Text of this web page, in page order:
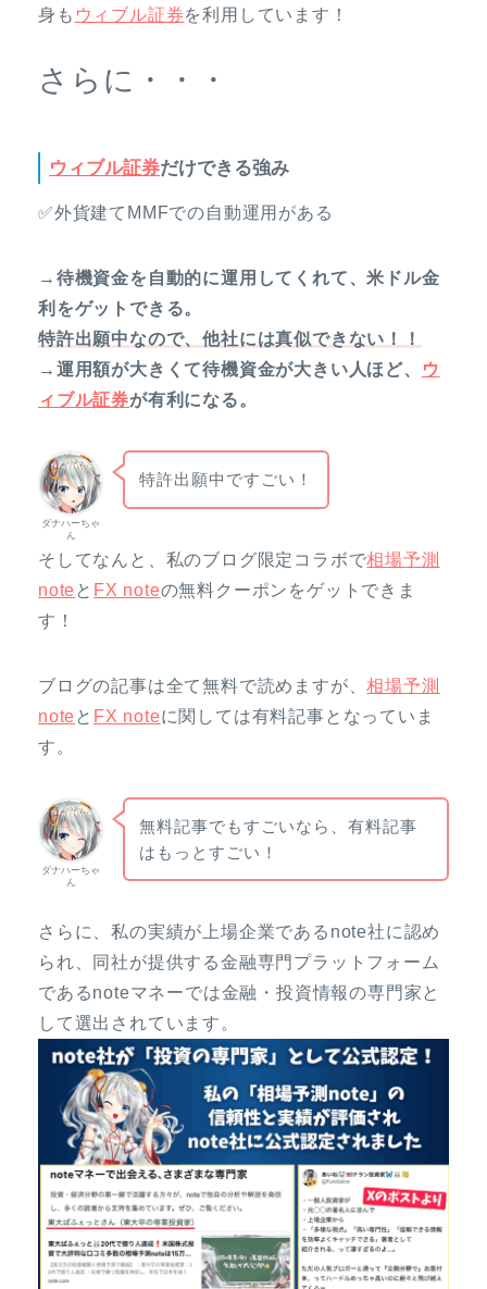
身も ウィブル証券を利用しています！
さらに・・・
ウィブル証券だけできる強み
✅外貨建てMMFでの自動運用がある
→待機資金を自動的に運用してくれて、米ドル金
利をゲットできる。
特許出願中なので、他社には真似できない！！
→運用額が大きくて待機資金が大きい人ほど、
ウ
ィブル証券が有利になる。
ダナハーちゃ
ん
特許出願中ですごい！
そしてなんと、私のブログ限定コラボで相場予測
note と FX noteの無料クーポンをゲットできま
す！
ブログの記事は全て無料で読めますが、相場予測
note と FX noteに関しては有料記事となっていま
す。
ダナハーちゃ
ん
無料記事でもすごいなら、有料記事
はもっとすごい！
さらに、私の実績が上場企業であるnote社に認め
られ、同社が提供する金融専門プラットフォーム
であるnoteマネーでは金融・投資情報の専門家と
して選出されています。